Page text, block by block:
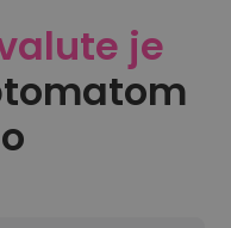
je